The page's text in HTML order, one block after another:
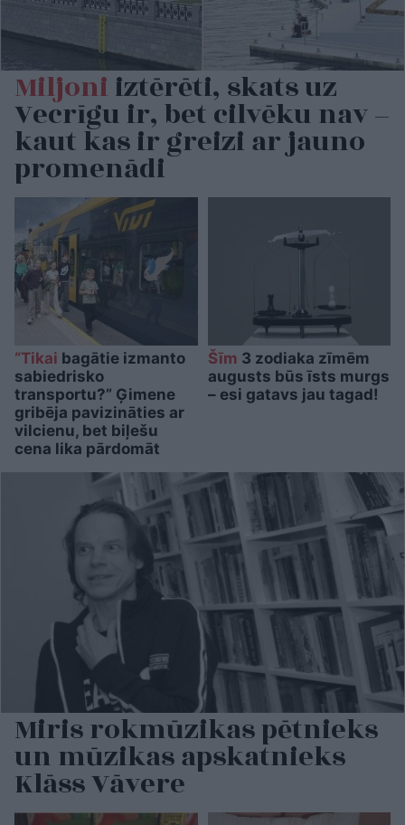
Miljoniiztērēti, skats uz
Vecrīgu ir, bet cilvēku nav –
kaut kas ir greizi ar jauno
promenādi
“Tikai bagātie izmanto
sabiedrisko
transportu?” Ģimene
gribēja pavizināties ar
vilcienu, bet biļešu
cena lika pārdomāt
Šīm 3 zodiaka zīmēm
augusts būs īsts murgs
– esi gatavs jau tagad!
Miris rokmūzikas pētnieks
un mūzikas apskatnieks
Klāss Vāvere